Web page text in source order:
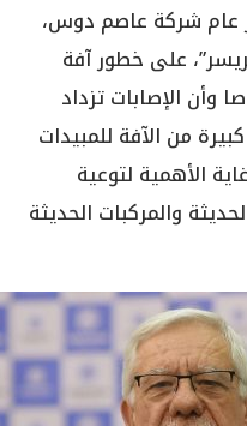
عام شركة عاصم دوس،
على خطور آفة
الإصابات تزداد
من الآفة للمبيدات
الأهمية لتوعية
والمركبات الحديثة